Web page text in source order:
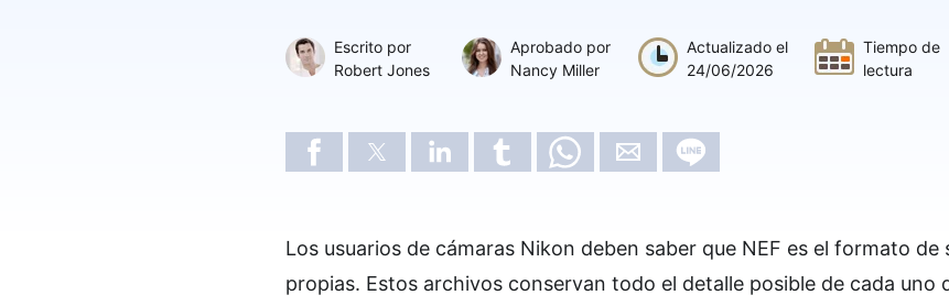
Escrito por
Robert Jones
Aprobado por
Nancy Miller
Actualizado el
24/06/2026
Tiempo de
lectura
Los usuarios de cámaras Nikon deben saber que NEF es el formato de
propias. Estos archivos conservan todo el detalle posible de cada uno